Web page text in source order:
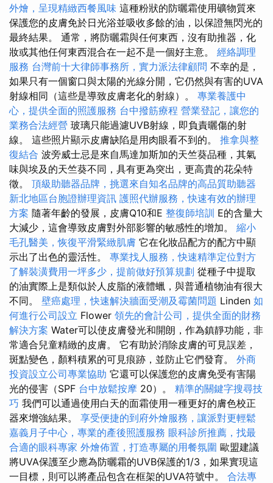
外燴，呈現精緻西餐風味 這種粉狀的防曬霜使用礦物質來
保護您的皮膚免於日光浴並吸收多餘的油，以保證無閃光的
最終結果。 通常，將防曬霜與任何東西，沒有助推器，化
妝或其他任何東西混合在一起不是一個好主意。 經絡調理
服務 台灣前十大律師事務所，實力派法律顧問 不幸的是，
如果只有一個窗口與太陽的光線分開，它仍然與有害的UVA
射線相同（這些是導致皮膚老化的射線）。 專業養護中
心，提供全面的照護服務 台中撥筋療程 營業登記，讓您的
業務合法經營 玻璃只能過濾UVB射線，即負責曬傷的射
線。 這些照片顯示皮膚缺陷是用肉眼看不到的。 推拿與整
復結合 波旁威士忌是來自馬達加斯加的天竺葵品種，其氣
味與埃及的天竺葵不同，具有更為突出，更高貴的花朵特
徵。 頂級助聽器品牌，挑選來自知名品牌的高品質助聽器
新北地區台胞證辦理資訊 護照代辦服務，快速有效的辦理
方案 隨著年齡的發展，皮膚Q10和E 整復師培訓 E的含量大
大減少，這會導致皮膚對外部影響的敏感性的增加。 縮小
毛孔醫美，恢復平滑緊緻肌膚 它在化妝品配方的配方中顯
示出了出色的靈活性。 專業找人服務，快速精準定位對方
了解裝潢費用一坪多少，提前做好預算規劃 從種子中提取
的油實際上是類似於人皮脂的液體蠟，與普通植物油有很大
不同。 壁癌處理，快速解決牆面受潮及霉菌問題 Linden 如
何進行公司設立 Flower 領先的會計公司，提供全面的財務
解決方案 Water可以使皮膚發光和開朗，作為鎮靜功能，非
常適合兒童精緻的皮膚。 它有助於消除皮膚的可見誤差，
斑點變色，顏料積累的可見痕跡，並防止它們發育。 外商
投資設立公司專業協助 它還可以保護您的皮膚免受有害陽
光的侵害（SPF 台中放鬆按摩 20）。 精準的關鍵字搜尋技
巧 我們可以通過使用白天的面霜使用一種更好的膚色校正
器來增強結果。 享受便捷的到府外燴服務，讓派對更輕鬆
嘉義月子中心，專業的產後照護服務 眼科診所推薦，找最
合適的眼科專家 外燴佈置，打造專屬的用餐氛圍 歐盟建議
將UVA保護至少應為防曬霜的UVB保護的1/3，如果實現這
一目標，則可以將產品包含在框架的UVA符號中。 合法專